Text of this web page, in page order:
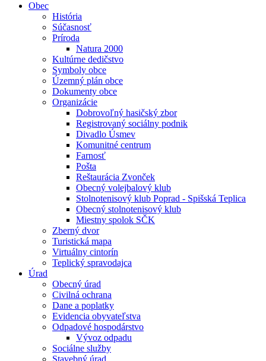
Obec
História
Súčasnosť
Príroda
Natura 2000
Kultúrne dedičstvo
Symboly obce
Územný plán obce
Dokumenty obce
Organizácie
Dobrovoľný hasičský zbor
Registrovaný sociálny podnik
Divadlo Úsmev
Komunitné centrum
Farnosť
Pošta
Reštaurácia Zvonček
Obecný volejbalový klub
Stolnotenisový klub Poprad - Spišská Teplica
Obecný stolnotenisový klub
Miestny spolok SČK
Zberný dvor
Turistická mapa
Virtuálny cintorín
Teplický spravodajca
Úrad
Obecný úrad
Civilná ochrana
Dane a poplatky
Evidencia obyvateľstva
Odpadové hospodárstvo
Vývoz odpadu
Sociálne služby
Stavebný úrad